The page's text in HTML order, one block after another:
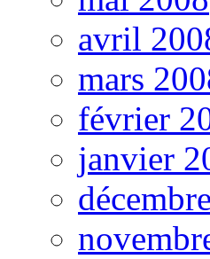
avril
mars
février
janvier